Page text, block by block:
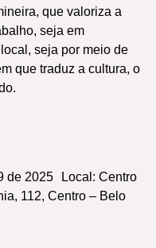
que valoriza a
seja em
seja por meio de
que traduz a cultura, o
de 2025 Local: Centro
112, Centro – Belo